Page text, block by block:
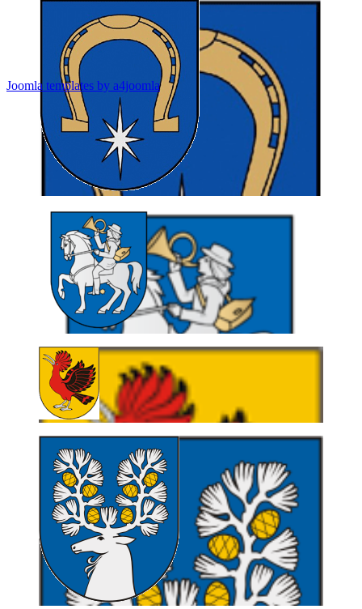
Joomla templates by a4joomla